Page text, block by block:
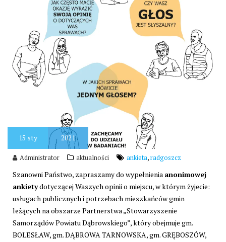
15 sty 2021
Administrator aktualności ankieta,radgoszcz
Szanowni Państwo, zapraszamy do wypełnienia anonimowej
ankietydotyczącej Waszych opinii o miejscu, w którym żyjecie:
usługach publicznych i potrzebach mieszkańców gmin
leżących na obszarze Partnerstwa „Stowarzyszenie
Samorządów Powiatu Dąbrowskiego”, który obejmuje gm.
BOLESŁAW, gm. DĄBROWA TARNOWSKA, gm. GRĘBOSZÓW,